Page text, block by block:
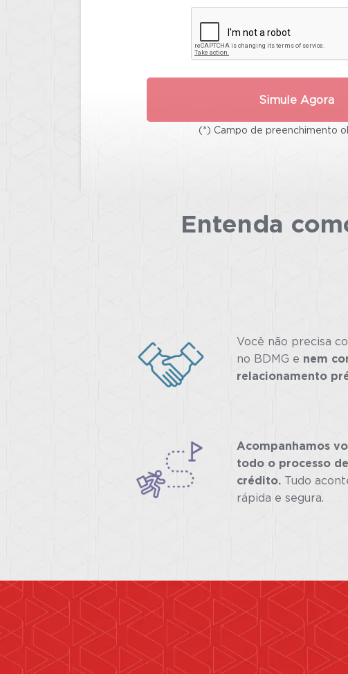
Simule Agora
(*) Campo de preenchimento
Entenda
Você não precisa
no BDMG e nem
relacionamento
Acompanhamos
todo o processo
crédito. Tudo
rápida e segura.